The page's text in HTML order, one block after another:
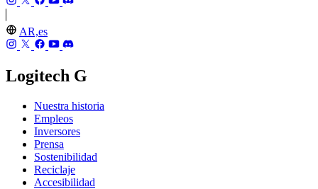
AR,es
Logitech G
Nuestra historia
Empleos
Inversores
Prensa
Sostenibilidad
Reciclaje
Accesibilidad